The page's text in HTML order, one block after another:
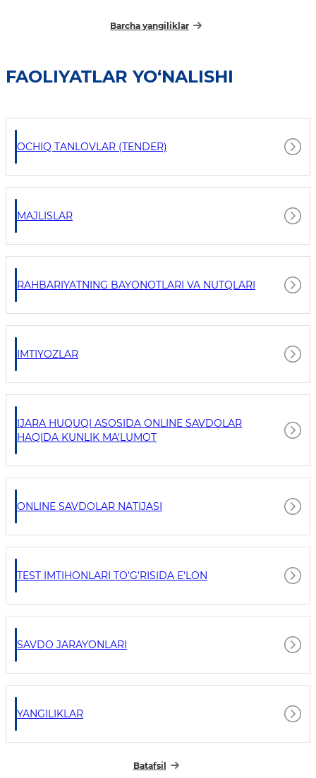
Barcha yangiliklar
FAOLIYATLAR YO‘NALISHI
OCHIQ TANLOVLAR (TENDER)
MAJLISLAR
RAHBARIYATNING BAYONOTLARI VA NUTQLARI
IMTIYOZLAR
IJARA HUQUQI ASOSIDA ONLINE SAVDOLAR
HAQIDA KUNLIK MA'LUMOT
ONLINE SAVDOLAR NATIJASI
TEST IMTIHONLARI TO'G'RISIDA E'LON
SAVDO JARAYONLARI
YANGILIKLAR
Batafsil